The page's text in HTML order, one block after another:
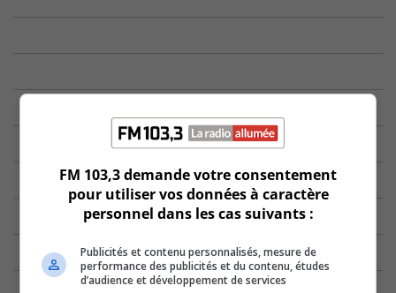
FM 103,3 demande votre consentement
pour utiliser vos données à caractère
personnel dans les cas suivants :
Publicités et contenu personnalisés, mesure de
performance des publicités et du contenu, études
d’audience et développement de services